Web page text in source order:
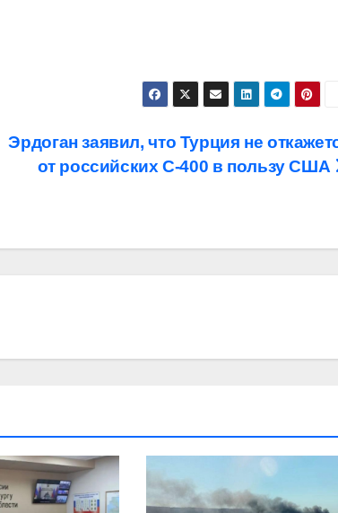
Эрдоган заявил, что Турция не
от российских С-400 в пользу США